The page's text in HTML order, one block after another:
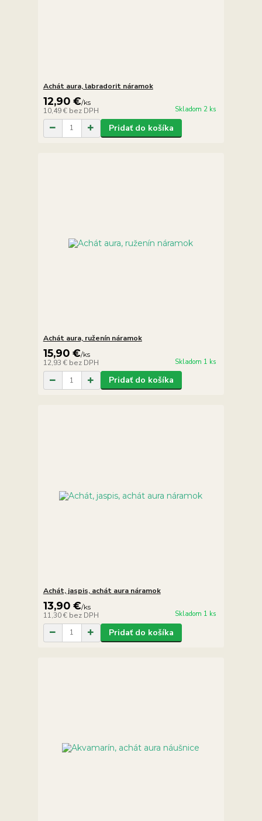
Achát aura, labradorit náramok
12,90 €/ks
10,49 € bez DPH Skladom 2 ks
Pridať do košíka
Achát aura, ruženín náramok
15,90 €/ks
12,93 € bez DPH Skladom 1 ks
Pridať do košíka
Achát, jaspis, achát aura náramok
13,90 €/ks
11,30 € bez DPH Skladom 1 ks
Pridať do košíka